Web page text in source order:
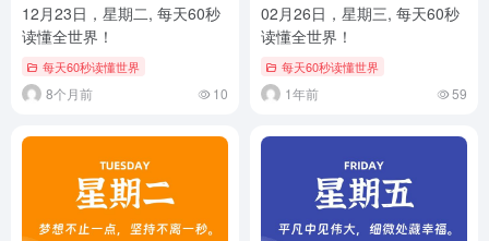
12月23日，星期二, 每天60秒
读懂全世界！
每天60秒读懂世界
8个月前 10
02月26日，星期三, 每天60秒
读懂全世界！
每天60秒读懂世界
1年前 59